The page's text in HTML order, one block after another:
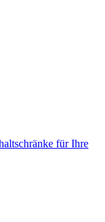
für Ihre